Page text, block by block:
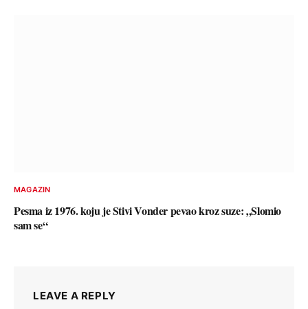
MAGAZIN
Pesma iz 1976. koju je Stivi Vonder pevao kroz suze: „Slomio
sam se“
LEAVE A REPLY